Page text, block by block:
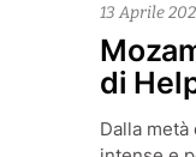
di
13 Aprile
Dalla